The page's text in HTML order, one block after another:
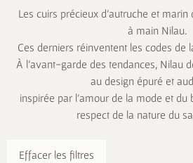
Les cuirs précieux d’autruche et
à main Nilau.
Ces derniers réinventent les codes de
À l’avant-garde des tendances, Nilau
au design épuré et
inspirée par l’amour de la mode et du
respect de la nature du
Effacer les filtres